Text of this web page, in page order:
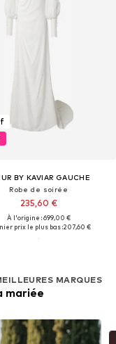
BY KAVIAR GAUCHE
Robe de soirée
235,60 €
À l'origine : 699,00 €
prix le plus bas :207,60 €
MARQUES
mariée